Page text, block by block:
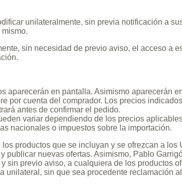
unilateralmente, sin previa notificación a
sin necesidad de previo aviso, el acceso a
aparecerán en pantalla. Asimismo aparecerán
por cuenta del comprador. Los precios
antes de confirmar el pedido.
variar dependiendo de los precios
nacionales o impuestos sobre la importación.
productos que se incluyan y se ofrezcan a los
publicar nuevas ofertas. Asimismo, Pablo
sin previo aviso, a cualquiera de los productos
unilateral, sin que sea procedente reclamación